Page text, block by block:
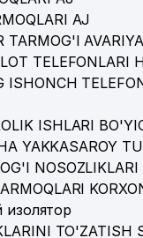
BO'LIMI
TADBIRKOR
AJ
TELEFONLARI
ISHONCH
ISHLARI
YAKKASAROY
TO'ZATISH